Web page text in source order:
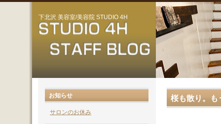
下北沢 美容室/美容院 STUDIO 4H
桜も散り。も
お知らせ
サロンのお休み